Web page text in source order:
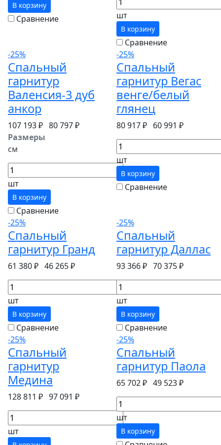
В корзину
Сравнение шт
В корзину
Сравнение
-25%
Спальный
гарнитур
Валенсия-3 дуб
анкор
107 193 ₽ 80 797 ₽
Размеры
см
шт
В корзину
Сравнение
-25%
Спальный
гарнитур Вегас
венге/белый
глянец
80 917 ₽ 60 991 ₽
шт
В корзину
Сравнение
-25%
Спальный
гарнитур Гранд
61 380 ₽ 46 265 ₽
шт
В корзину
Сравнение
-25%
Спальный
гарнитур Даллас
93 366 ₽ 70 375 ₽
шт
В корзину
Сравнение
-25%
Спальный
гарнитур
Медина
128 811 ₽ 97 091 ₽
шт
-25%
Спальный
гарнитур Паола
65 702 ₽ 49 523 ₽
шт
В корзину